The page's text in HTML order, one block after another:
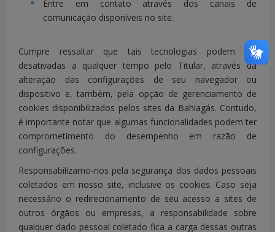
TITULARIDADE
- TELEFONE
- DOCUMENTO
DE
IDENTIFICAÇÃO
OFICIAL COM
FOTO
de
fornecimento
residencial de
gás, ou seja,
seu
tratamento
finalidade
contratual.
Dados
Entre em contato através dos canais de
comunicação disponíveis no site.
Cumpre ressaltar que tais tecnologias podem ser
desativadas a qualquer tempo pelo Titular, através da
alteração das configurações de seu navegador ou
dispositivo e, também, pela opção de gerenciamento de
cookies disponibilizados pelos sites da Bahiagás. Contudo,
é importante notar que algumas funcionalidades podem ter
comprometimento do desempenho em razão de
configurações.
Responsabilizamo-nos pela segurança dos dados pessoais
coletados em nosso site, inclusive os cookies. Caso seja
necessário o redirecionamento de seu acesso a sites de
outros órgãos ou empresas, a responsabilidade sobre
qualquer dado pessoal coletado fica a carga dessas outras